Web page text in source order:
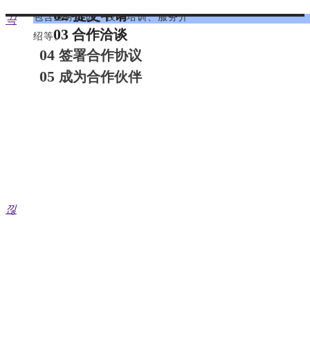
包含业务培训、技术培训、服务介
绍等。
02 提交申请
03 合作洽谈
04 签署合作协议
05 成为合作伙伴
끅
낂